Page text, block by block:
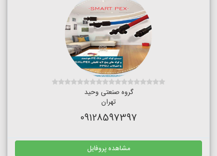
گروه صنعتی وحید
تهران
09128597397
مشاهده پروفایل